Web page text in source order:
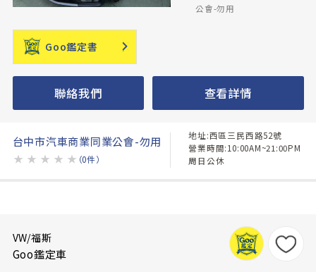
公會-勿用
Goo鑑定書
聯絡我們 查看詳情
台中市汽車商業同業公會-勿用
★ ★ ★ ★ ★ （0件）
地址:西區三民西路52號
營業時間:10:00AM~21:00PM
周日公休
VW/福斯
Goo鑑定車